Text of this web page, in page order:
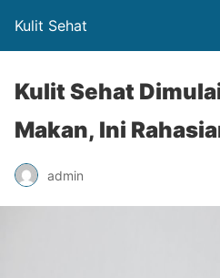
Kulit Sehat
Kulit Sehat
Makan, Ini
admin